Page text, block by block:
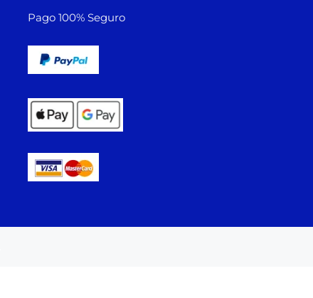
Pago 100% Seguro